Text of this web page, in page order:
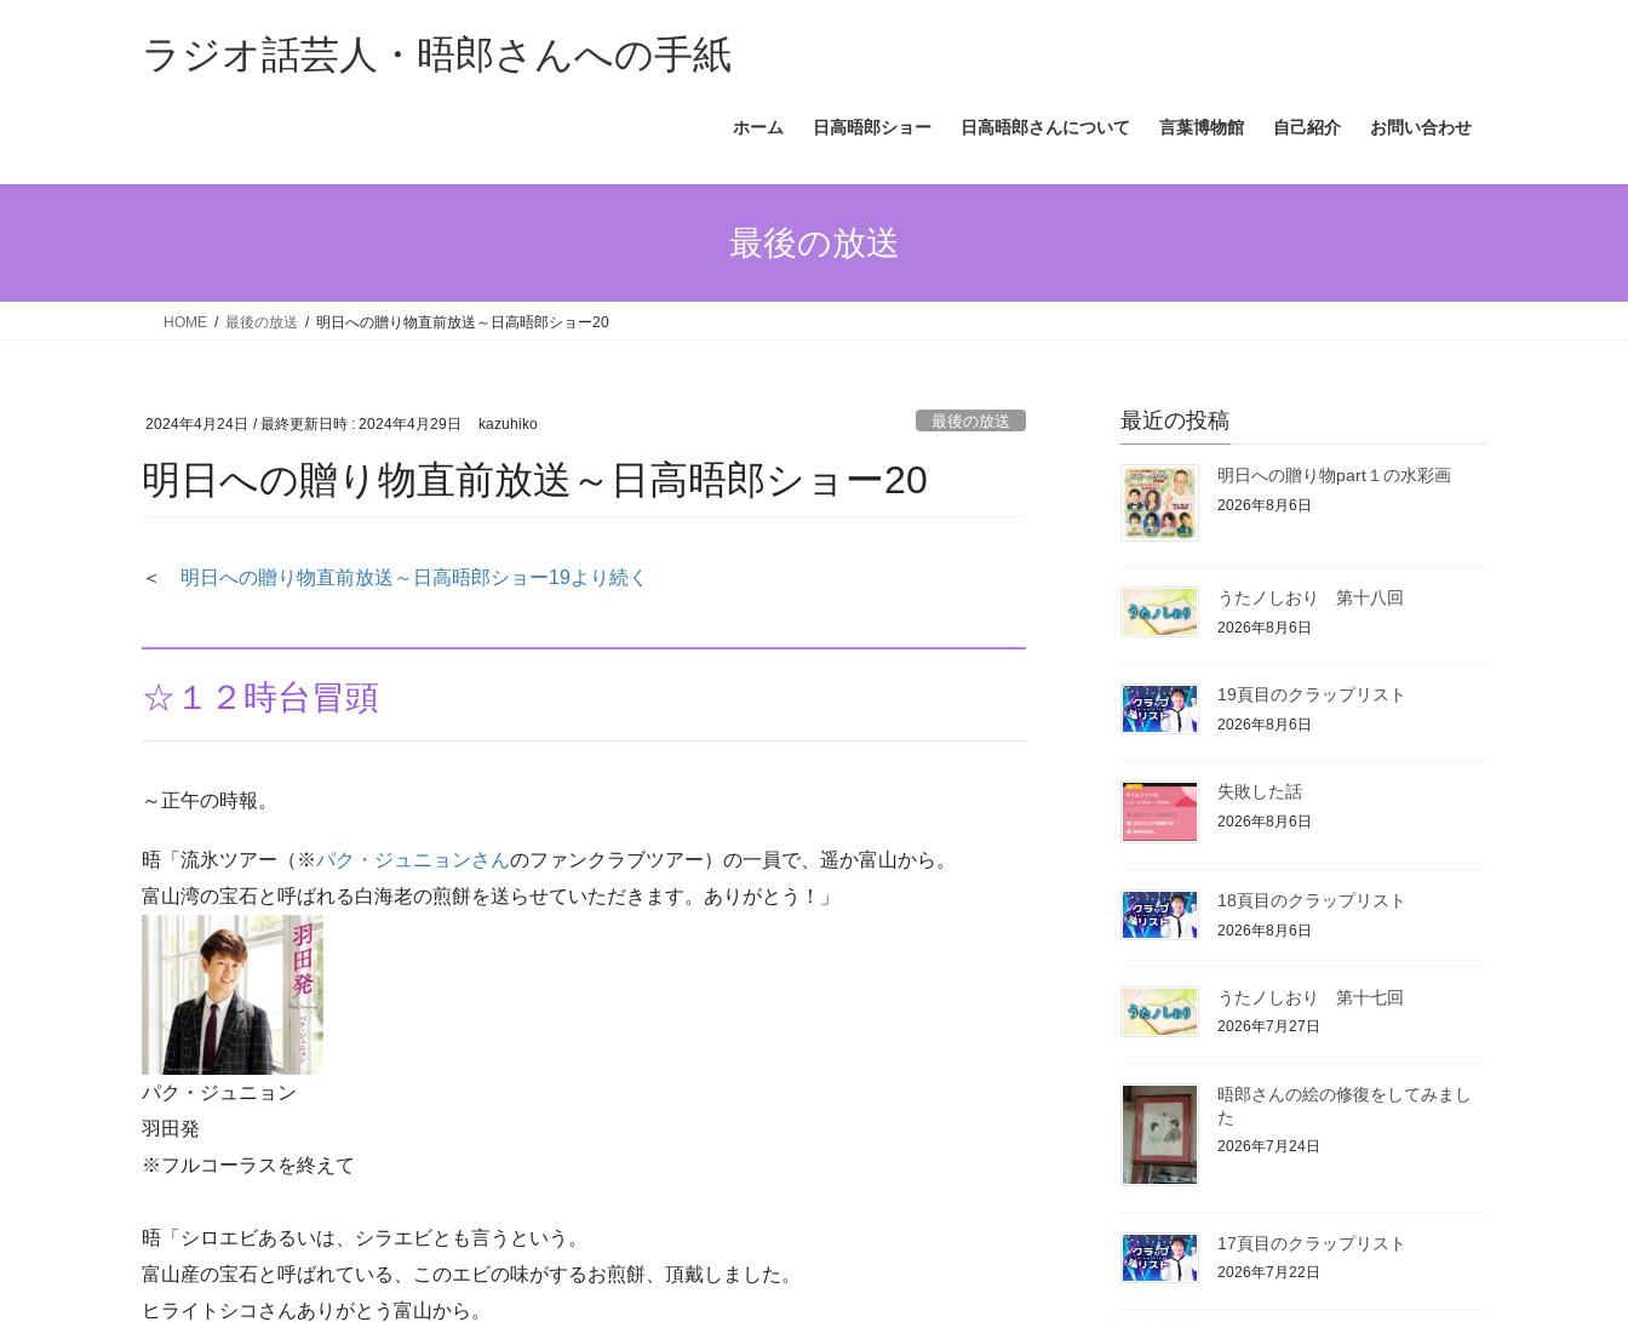
ス
ン
ラジオ話芸人・晤郎さんへの手紙
ホーム 日高晤郎ショー 日高晤郎さんについて 言葉博物館 自己紹介 お問い合わせ
最後の放送
HOME 最後の放送 明日への贈り物直前放送～日高晤郎ショー20
2024年4月24日 / 最終更新日時 : 2024年4月29日 kazuhiko 最後の放送
明日への贈り物直前放送～日高晤郎ショー20
＜ 明日への贈り物直前放送～日高晤郎ショー19より続く
☆１２時台冒頭
～正午の時報。
晤「流氷ツアー（※パク・ジュニョンさんのファンクラブツアー）の一員で、遥か富山から。
富山湾の宝石と呼ばれる白海老の煎餅を送らせていただきます。ありがとう！」
パク・ジュニョン
羽田発
※フルコーラスを終えて
晤「シロエビあるいは、シラエビとも言うという。
富山産の宝石と呼ばれている、このエビの味がするお煎餅、頂戴しました。
ヒライトシコさんありがとう富山から。
最近の投稿
明日への贈り物part１の水彩画
2026年8月6日
うたノしおり 第十八回
2026年8月6日
19頁目のクラップリスト
2026年8月6日
失敗した話
2026年8月6日
18頁目のクラップリスト
2026年8月6日
うたノしおり 第十七回
2026年7月27日
晤郎さんの絵の修復をしてみまし
た
2026年7月24日
17頁目のクラップリスト
2026年7月22日